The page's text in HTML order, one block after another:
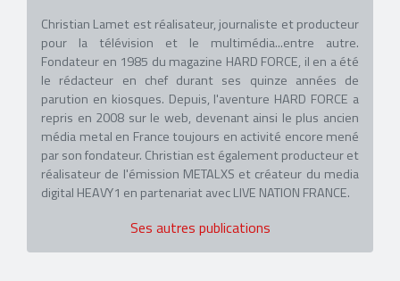
Christian Lamet est réalisateur, journaliste et producteur
pour la télévision et le multimédia...entre autre.
Fondateur en 1985 du magazine HARD FORCE, il en a été
le rédacteur en chef durant ses quinze années de
parution en kiosques. Depuis, l'aventure HARD FORCE a
repris en 2008 sur le web, devenant ainsi le plus ancien
média metal en France toujours en activité encore mené
par son fondateur. Christian est également producteur et
réalisateur de l'émission METALXS et créateur du media
digital HEAVY1 en partenariat avec LIVE NATION FRANCE.
Ses autres publications